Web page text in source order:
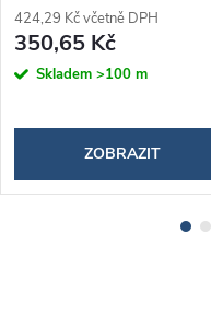
424,29 Kč včetně DPH
350,65 Kč
Skladem >100 m
ZOBRAZIT